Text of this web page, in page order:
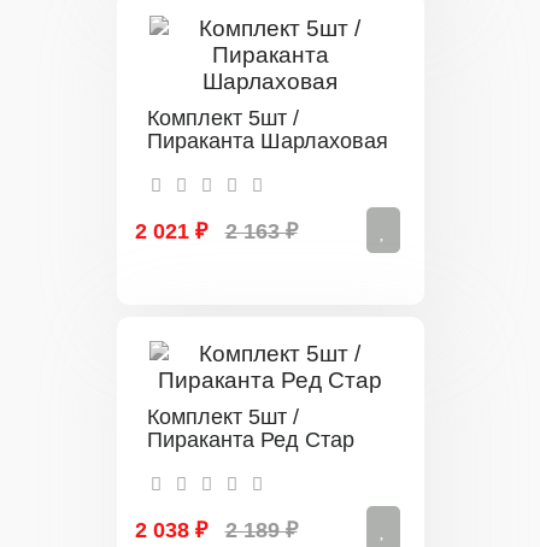
Комплект 5шт /
Пираканта Шарлаховая
2 021 ₽ 2 163 ₽
Комплект 5шт /
Пираканта Ред Стар
2 038 ₽ 2 189 ₽